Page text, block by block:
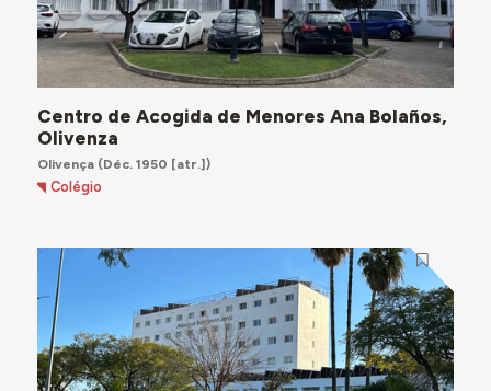
Centro de Acogida de Menores Ana Bolaños,
Olivenza
Olivença(Déc. 1950 [atr.])
Colégio